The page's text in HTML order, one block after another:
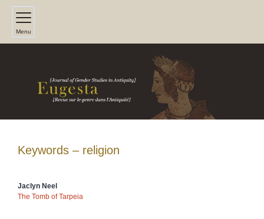
Menu
Keywords – religion
Jaclyn Neel
The Tomb of Tarpeia